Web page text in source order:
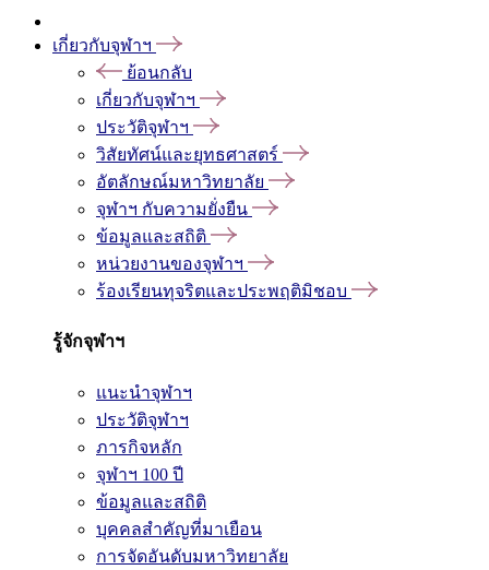
เกี่ยวกับจุฬาฯ
ย้อนกลับ
เกี่ยวกับจุฬาฯ
ประวัติจุฬาฯ
วิสัยทัศน์และยุทธศาสตร์
อัตลักษณ์มหาวิทยาลัย
จุฬาฯ กับความยั่งยืน
ข้อมูลและสถิติ
หน่วยงานของจุฬาฯ
ร้องเรียนทุจริตและประพฤติมิชอบ
รู้จักจุฬาฯ
แนะนำจุฬาฯ
ประวัติจุฬาฯ
ภารกิจหลัก
จุฬาฯ 100 ปี
ข้อมูลและสถิติ
บุคคลสำคัญที่มาเยือน
การจัดอันดับมหาวิทยาลัย